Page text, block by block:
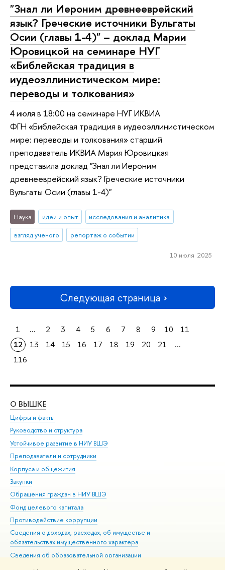
"Знал ли Иероним древнееврейский
язык? Греческие источники Вульгаты
Осии (главы 1-4)" – доклад Марии
Юровицкой на семинаре НУГ
«Библейская традиция в
иудеоэллинистическом мире:
переводы и толкования»
4 июля в 18:00 на семинаре НУГ ИКВИА
ФГН «Библейская традиция в иудеоэллинистическом
мире: переводы и толкования» старший
преподаватель ИКВИА Мария Юровицкая
представила доклад "Знал ли Иероним
древнееврейский язык? Греческие источники
Вульгаты Осии (главы 1-4)"
Наука идеи и опыт
исследования и аналитика
взгляд ученого
репортаж о событии
10 июля 2025
Следующая страница
1 ... 2 3 4 5 6 7 8 9 10
11
12
13 14 15 16 17 18 19 20 21
...
116
О ВЫШКЕ
Цифры и факты
Руководство и структура
Устойчивое развитие в НИУ ВШЭ
Преподаватели и сотрудники
Корпуса и общежития
Закупки
Обращения граждан в НИУ ВШЭ
Фонд целевого капитала
Противодействие коррупции
Сведения о доходах, расходах, об имуществе и
обязательствах имущественного характера
Сведения об образовательной организации
Людям с ограниченными возможностями здоровья